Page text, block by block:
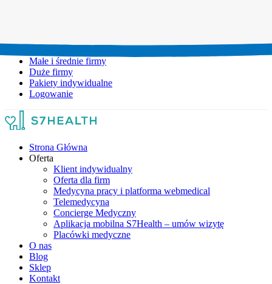
Małe i średnie firmy
Duże firmy
Pakiety indywidualne
Logowanie
Strona Główna
Oferta
Klient indywidualny
Oferta dla firm
Medycyna pracy i platforma webmedical
Telemedycyna
Concierge Medyczny
Aplikacja mobilna S7Health – umów wizytę
Placówki medyczne
O nas
Blog
Sklep
Kontakt